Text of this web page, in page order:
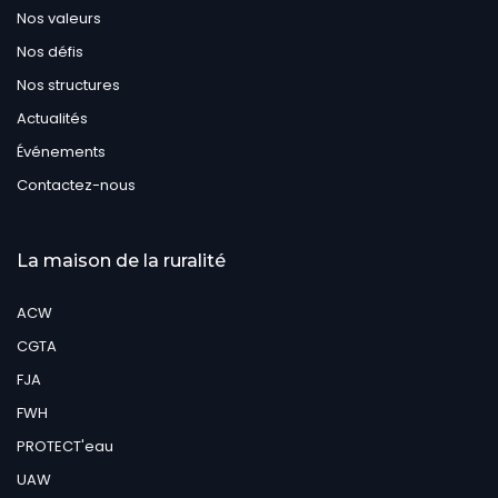
Nos valeurs
Nos défis
Nos structures
Actualités
Événements
Contactez-nous
La maison de la ruralité
ACW
CGTA
FJA
FWH
PROTECT'eau
UAW